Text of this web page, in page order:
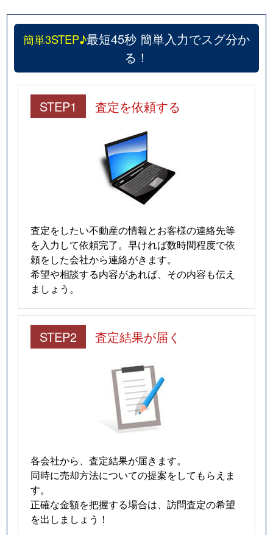
簡単3STEP♪最短45秒 簡単入力でスグ分か
る！
STEP1 査定を依頼する
査定をしたい不動産の情報とお客様の連絡先等
を入力して依頼完了。早ければ数時間程度で依
頼をした会社から連絡がきます。
希望や相談する内容があれば、その内容も伝え
ましょう。
STEP2 査定結果が届く
各会社から、査定結果が届きます。
同時に売却方法についての提案をしてもらえま
す。
正確な金額を把握する場合は、訪問査定の希望
を出しましょう！